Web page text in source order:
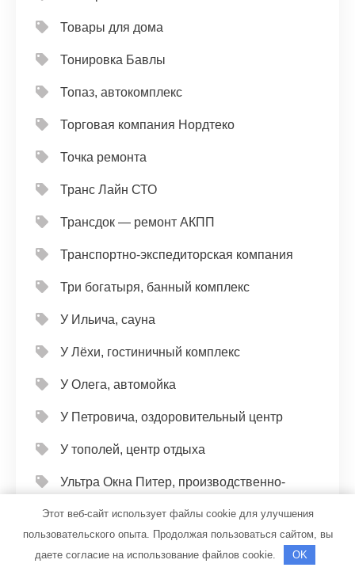
Товары для дома
Тонировка Бавлы
Топаз, автокомплекс
Торговая компания Нордтеко
Точка ремонта
Транс Лайн СТО
Трансдок — ремонт АКПП
Транспортно-экспедиторская компания
Три богатыря, банный комплекс
У Ильича, сауна
У Лёхи, гостиничный комплекс
У Олега, автомойка
У Петровича, оздоровительный центр
У тополей, центр отдыха
Ультра Окна Питер, производственно-
Универсал, автомойка
Этот веб-сайт использует файлы cookie для улучшения
пользовательского опыта. Продолжая пользоваться сайтом, вы
даете согласие на использование файлов cookie.
OK